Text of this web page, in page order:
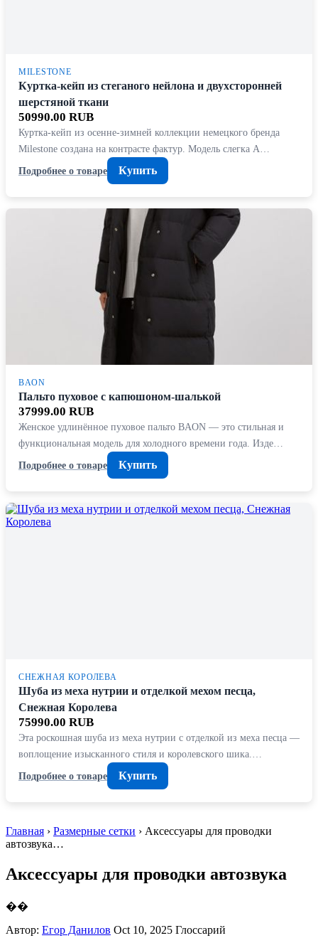
MILESTONE
Куртка-кейп из стеганого нейлона и двухсторонней
шерстяной ткани
50990.00 RUB
Куртка-кейп из осенне-зимней коллекции немецкого бренда
Milestone создана на контрасте фактур. Модель слегка А…
Подробнее о товаре
Купить
BAON
Пальто пуховое с капюшоном-шалькой
37999.00 RUB
Женское удлинённое пуховое пальто BAON — это стильная и
функциональная модель для холодного времени года. Изде…
Подробнее о товаре
Купить
СНЕЖНАЯ КОРОЛЕВА
Шуба из меха нутрии и отделкой мехом песца,
Снежная Королева
75990.00 RUB
Эта роскошная шуба из меха нутрии с отделкой из меха песца —
воплощение изысканного стиля и королевского шика.…
Подробнее о товаре
Купить
Главная › Размерные сетки › Аксессуары для проводки
автозвука…
Аксессуары для проводки автозвука
��
Автор: Егор Данилов Oct 10, 2025 Глоссарий